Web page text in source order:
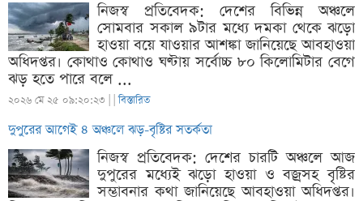
নিজস্ব প্রতিবেদক: দেশের বিভিন্ন অঞ্চলে
সোমবার সকাল ৯টার মধ্যে দমকা থেকে ঝড়ো
হাওয়া বয়ে যাওয়ার আশঙ্কা জানিয়েছে আবহাওয়া
অধিদপ্তর। কোথাও কোথাও ঘণ্টায় সর্বোচ্চ ৮০ কিলোমিটার বেগে
ঝড় হতে পারে বলে ...
২০২৬ মে ২৫ ০৯:২০:২৩ | |বিস্তারিত
দুপুরের আগেই ৪ অঞ্চলে ঝড়-বৃষ্টির সতর্কতা
নিজস্ব প্রতিবেদক: দেশের চারটি অঞ্চলে আজ
দুপুরের মধ্যেই ঝড়ো হাওয়া ও বজ্রসহ বৃষ্টির
সম্ভাবনার কথা জানিয়েছে আবহাওয়া অধিদপ্তর।